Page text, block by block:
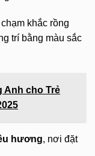
khắc rồng
trí bằng màu sắc
Anh cho Trẻ
hương, nơi đặt